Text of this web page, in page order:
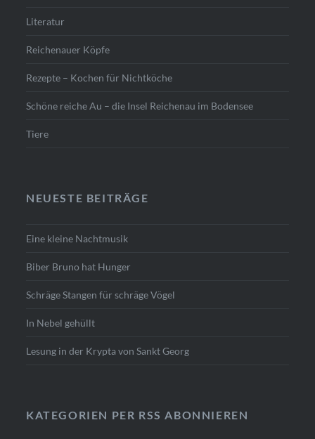
Literatur
Reichenauer Köpfe
Rezepte – Kochen für Nichtköche
Schöne reiche Au – die Insel Reichenau im Bodensee
Tiere
NEUESTE BEITRÄGE
Eine kleine Nachtmusik
Biber Bruno hat Hunger
Schräge Stangen für schräge Vögel
In Nebel gehüllt
Lesung in der Krypta von Sankt Georg
KATEGORIEN PER RSS ABONNIEREN